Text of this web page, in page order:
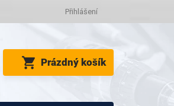
Přihlášení
NÁKUPNÍ
KOŠÍK
Prázdný košík